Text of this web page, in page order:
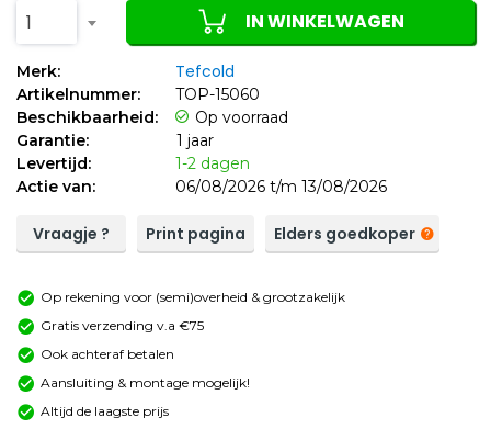
1 IN WINKELWAGEN
Merk: Tefcold
Artikelnummer:
TOP-15060
Beschikbaarheid:
Op voorraad
Garantie:
1 jaar
Levertijd:
1-2 dagen
Actie van:
06/08/2026 t/m 13/08/2026
Vraagje ? Print pagina Elders goedkoper
Op rekening voor (semi)overheid & grootzakelijk
Gratis verzending v.a €75
Ook achteraf betalen
Aansluiting & montage mogelijk!
Altijd de laagste prijs